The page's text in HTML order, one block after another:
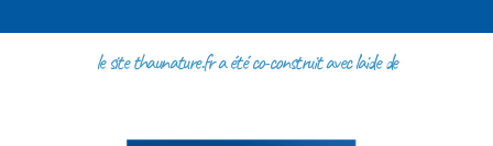
le site thaunature.fr a été co-construit avec l'aide de